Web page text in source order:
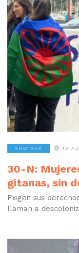
AHOTSAK 13
30-N:
gitanas, sin
Exigen sus
llaman a